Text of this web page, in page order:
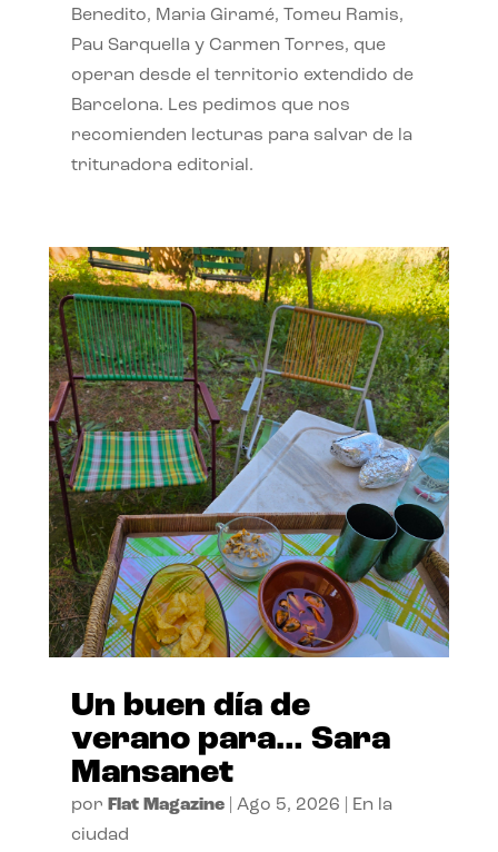
Benedito, Maria Giramé, Tomeu Ramis,
Pau Sarquella y Carmen Torres, que
operan desde el territorio extendido de
Barcelona. Les pedimos que nos
recomienden lecturas para salvar de la
trituradora editorial.
Un buen día de
verano para… Sara
Mansanet
por Flat Magazine| Ago 5, 2026
En la
ciudad